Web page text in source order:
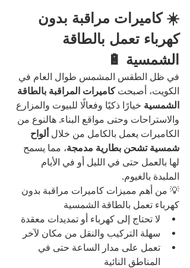
☀️ كاميرات مراقبة بدون
كهرباء تعمل بالطاقة
الشمسية 🔋
في ظل الطقس المشمس طوال العام في
الكويت، أصبحت كاميرات المراقبة بالطاقة
الشمسية خيارًا ذكيًا وفعالًا للبيوت والمزارع
والاستراحات وحتى مواقع البناء. هالنوع من
الكاميرات يعمل بالكامل من خلال ألواح
شمسية تشحن بطارية مدمجة، مما يسمح
لها بالعمل حتى في الليل أو في الأيام
الملبدة بالغيوم.
💡 من أهم مميزات كاميرات مراقبة بدون
كهرباء تعمل بالطاقة الشمسية
لا تحتاج إلى كهرباء أو تمديدات معقدة
سهلة التركيب والنقل من مكان لآخر
تعمل على مدار الساعة حتى في
المناطق النائية